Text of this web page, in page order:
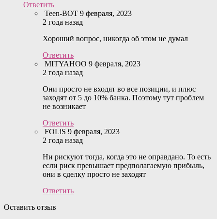
Ответить
Teen-BOT 9 февраля, 2023
2 года назад
Хороший вопрос, никогда об этом не думал
Ответить
MITYAHOO 9 февраля, 2023
2 года назад
Они просто не входят во все позиции, и плюс
заходят от 5 до 10% банка. Поэтому тут проблем
не возникает
Ответить
FOLiS 9 февраля, 2023
2 года назад
Ни рискуют тогда, когда это не оправдано. То есть
если риск превышает предполагаемую прибыль,
они в сделку просто не заходят
Ответить
Оставить отзыв